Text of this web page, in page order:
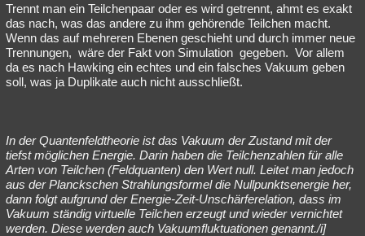
Trennt man ein Teilchenpaar oder es wird getrennt, ahmt es exakt
das nach, was das andere zu ihm gehörende Teilchen macht.
Wenn das auf mehreren Ebenen geschieht und durch immer neue
Trennungen, wäre der Fakt von Simulation gegeben. Vor allem
da es nach Hawking ein echtes und ein falsches Vakuum geben
soll, was ja Duplikate auch nicht ausschließt.
In der Quantenfeldtheorie ist das Vakuum der Zustand mit der
tiefst möglichen Energie. Darin haben die Teilchenzahlen für alle
Arten von Teilchen (Feldquanten) den Wert null. Leitet man jedoch
aus der Planckschen Strahlungsformel die Nullpunktsenergie her,
dann folgt aufgrund der Energie-Zeit-Unschärferelation, dass im
Vakuum ständig virtuelle Teilchen erzeugt und wieder vernichtet
werden. Diese werden auch Vakuumfluktuationen genannt./i]